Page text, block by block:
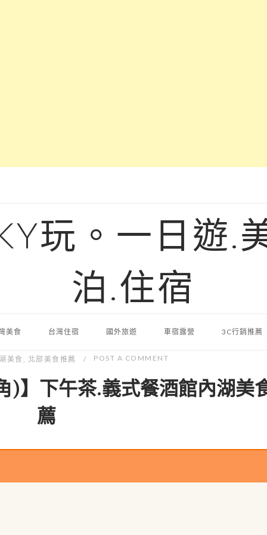
玩。一日遊.
泊.住宿
美食 台灣住宿 國外旅遊 車宿露營 3C行銷推薦
美食 , 北部美食推薦 POST A COMMENT
】下午茶.義式餐酒館內湖美
薦